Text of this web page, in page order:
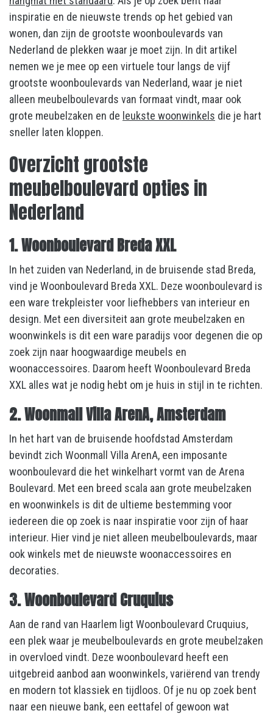
inspiratie en de nieuwste trends op het gebied van
wonen, dan zijn de grootste woonboulevards van
Nederland de plekken waar je moet zijn. In dit artikel
nemen we je mee op een virtuele tour langs de vijf
grootste woonboulevards van Nederland, waar je niet
alleen meubelboulevards van formaat vindt, maar ook
grote meubelzaken en de leukste woonwinkels die je hart
sneller laten kloppen.
Overzicht grootste
meubelboulevard opties in
Nederland
1. Woonboulevard Breda XXL
In het zuiden van Nederland, in de bruisende stad Breda,
vind je Woonboulevard Breda XXL. Deze woonboulevard is
een ware trekpleister voor liefhebbers van interieur en
design. Met een diversiteit aan grote meubelzaken en
woonwinkels is dit een ware paradijs voor degenen die op
zoek zijn naar hoogwaardige meubels en
woonaccessoires. Daarom heeft Woonboulevard Breda
XXL alles wat je nodig hebt om je huis in stijl in te richten.
2. Woonmall Villa ArenA, Amsterdam
In het hart van de bruisende hoofdstad Amsterdam
bevindt zich Woonmall Villa ArenA, een imposante
woonboulevard die het winkelhart vormt van de Arena
Boulevard. Met een breed scala aan grote meubelzaken
en woonwinkels is dit de ultieme bestemming voor
iedereen die op zoek is naar inspiratie voor zijn of haar
interieur. Hier vind je niet alleen meubelboulevards, maar
ook winkels met de nieuwste woonaccessoires en
decoraties.
3. Woonboulevard Cruquius
Aan de rand van Haarlem ligt Woonboulevard Cruquius,
een plek waar je meubelboulevards en grote meubelzaken
in overvloed vindt. Deze woonboulevard heeft een
uitgebreid aanbod aan woonwinkels, variërend van trendy
en modern tot klassiek en tijdloos. Of je nu op zoek bent
naar een nieuwe bank, een eettafel of gewoon wat